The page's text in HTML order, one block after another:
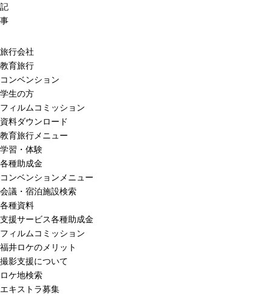
記
事
旅行会社
教育旅行
コンベンション
学生の方
フィルムコミッション
資料ダウンロード
教育旅行メニュー
学習・体験
各種助成金
コンベンションメニュー
会議・宿泊施設検索
各種資料
支援サービス各種助成金
フィルムコミッション
福井ロケのメリット
撮影支援について
ロケ地検索
エキストラ募集